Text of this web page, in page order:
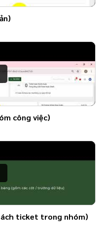
công việc)
ticket trong nhóm)